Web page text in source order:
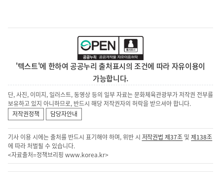
'텍스트'에 한하여 공공누리 출처표시의 조건에 따라 자유이용이
가능합니다.
단, 사진, 이미지, 일러스트, 동영상 등의 일부 자료는 문화체육관광부가 저작권 전부를
보유하고 있지 아니하므로, 반드시 해당 저작권자의 허락을 받으셔야 합니다.
저작권정책
담당자안내
기사 이용 시에는 출처를 반드시 표기해야 하며, 위반 시 저작권법 제37조 및제138조
에 따라 처벌될 수 있습니다.
<자료출처=정책브리핑 www.korea.kr>